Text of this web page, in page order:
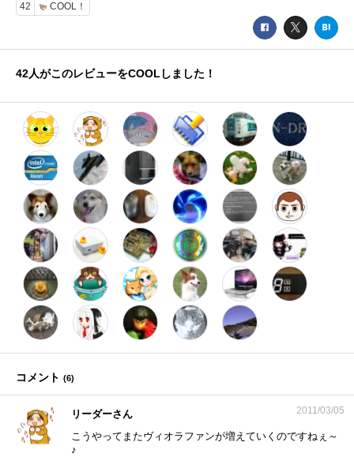
42 COOL！
42人がこのレビューをCOOLしました！
コメント (6)
リーダーさん 2011/03/05
こうやってまたヴィオラファンが増えていくのですねぇ～
♪